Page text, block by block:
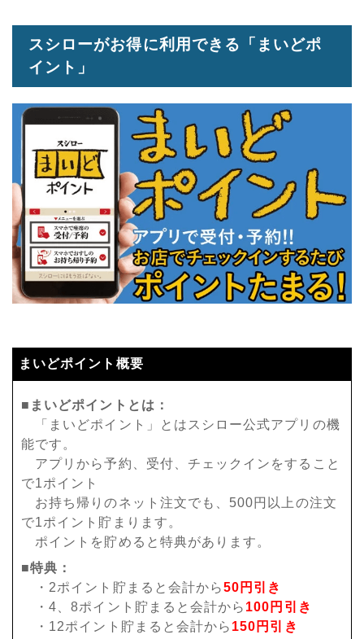
スシローがお得に利用できる「まいどポ
イント」
まいどポイント概要
■まいどポイントとは：
「まいどポイント」とはスシロー公式アプリの機
能です。
アプリから予約、受付、チェックインをすること
で1ポイント
お持ち帰りのネット注文でも、500円以上の注文
で1ポイント貯まります。
ポイントを貯めると特典があります。
■特典：
・2ポイント貯まると会計から50円引き
・4、8ポイント貯まると会計から 100円引き
・12ポイント貯まると会計から 150円引き